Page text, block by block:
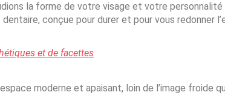
la forme de votre visage et votre
conçue pour durer et pour vous redonner
et de facettes
moderne et apaisant, loin de l’image froide